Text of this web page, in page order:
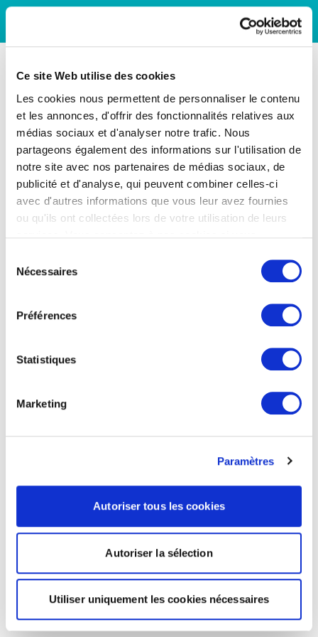
Ce site Web utilise des cookies
Les cookies nous permettent de personnaliser le contenu
et les annonces, d'offrir des fonctionnalités relatives aux
médias sociaux et d'analyser notre trafic. Nous
partageons également des informations sur l'utilisation de
notre site avec nos partenaires de médias sociaux, de
publicité et d'analyse, qui peuvent combiner celles-ci
avec d'autres informations que vous leur avez fournies
ou qu'ils ont collectées lors de votre utilisation de leurs
Nécessaires
Préférences
Statistiques
Marketing
Paramètres
Autoriser tous les cookies
Autoriser la sélection
Utiliser uniquement les cookies nécessaires